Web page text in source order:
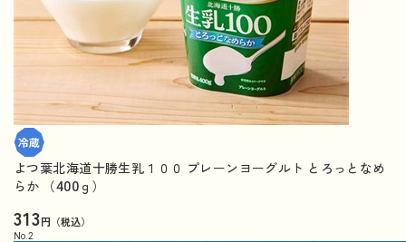
よつ葉北海道十勝生乳１００ プレーンヨーグルト とろっとなめ
らか （400ｇ）
313円（税込）
No. 2